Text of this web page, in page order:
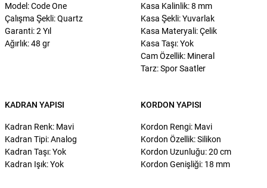
Model: Code One
Çalışma Şekli: Quartz
Garanti: 2 Yıl
Ağırlık: 48 gr
Kasa Kalinlik: 8 mm
Kasa Şekli: Yuvarlak
Kasa Materyali: Çelik
Kasa Taşı: Yok
Cam Özellik: Mineral
Tarz: Spor Saatler
KADRAN YAPISI
Kadran Renk: Mavi
Kadran Tipi: Analog
Kadran Taşı: Yok
Kadran Işık: Yok
KORDON YAPISI
Kordon Rengi: Mavi
Kordon Özellik: Silikon
Kordon Uzunluğu: 20 cm
Kordon Genişliği: 18 mm